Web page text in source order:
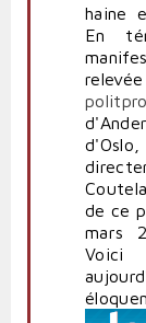
haine
En
de ce
mars
Voici